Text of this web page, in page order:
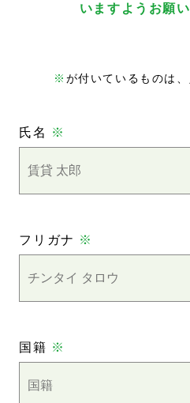
いますようお願
※ が付いているものは
氏名 ※
フリガナ ※
国籍 ※